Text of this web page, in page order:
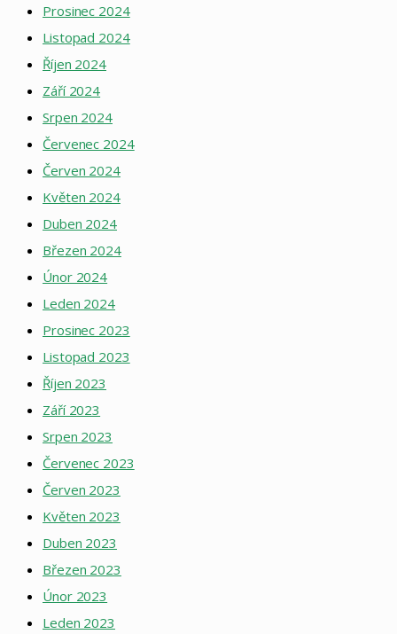
Prosinec 2024
Listopad 2024
Říjen 2024
Září 2024
Srpen 2024
Červenec 2024
Červen 2024
Květen 2024
Duben 2024
Březen 2024
Únor 2024
Leden 2024
Prosinec 2023
Listopad 2023
Říjen 2023
Září 2023
Srpen 2023
Červenec 2023
Červen 2023
Květen 2023
Duben 2023
Březen 2023
Únor 2023
Leden 2023